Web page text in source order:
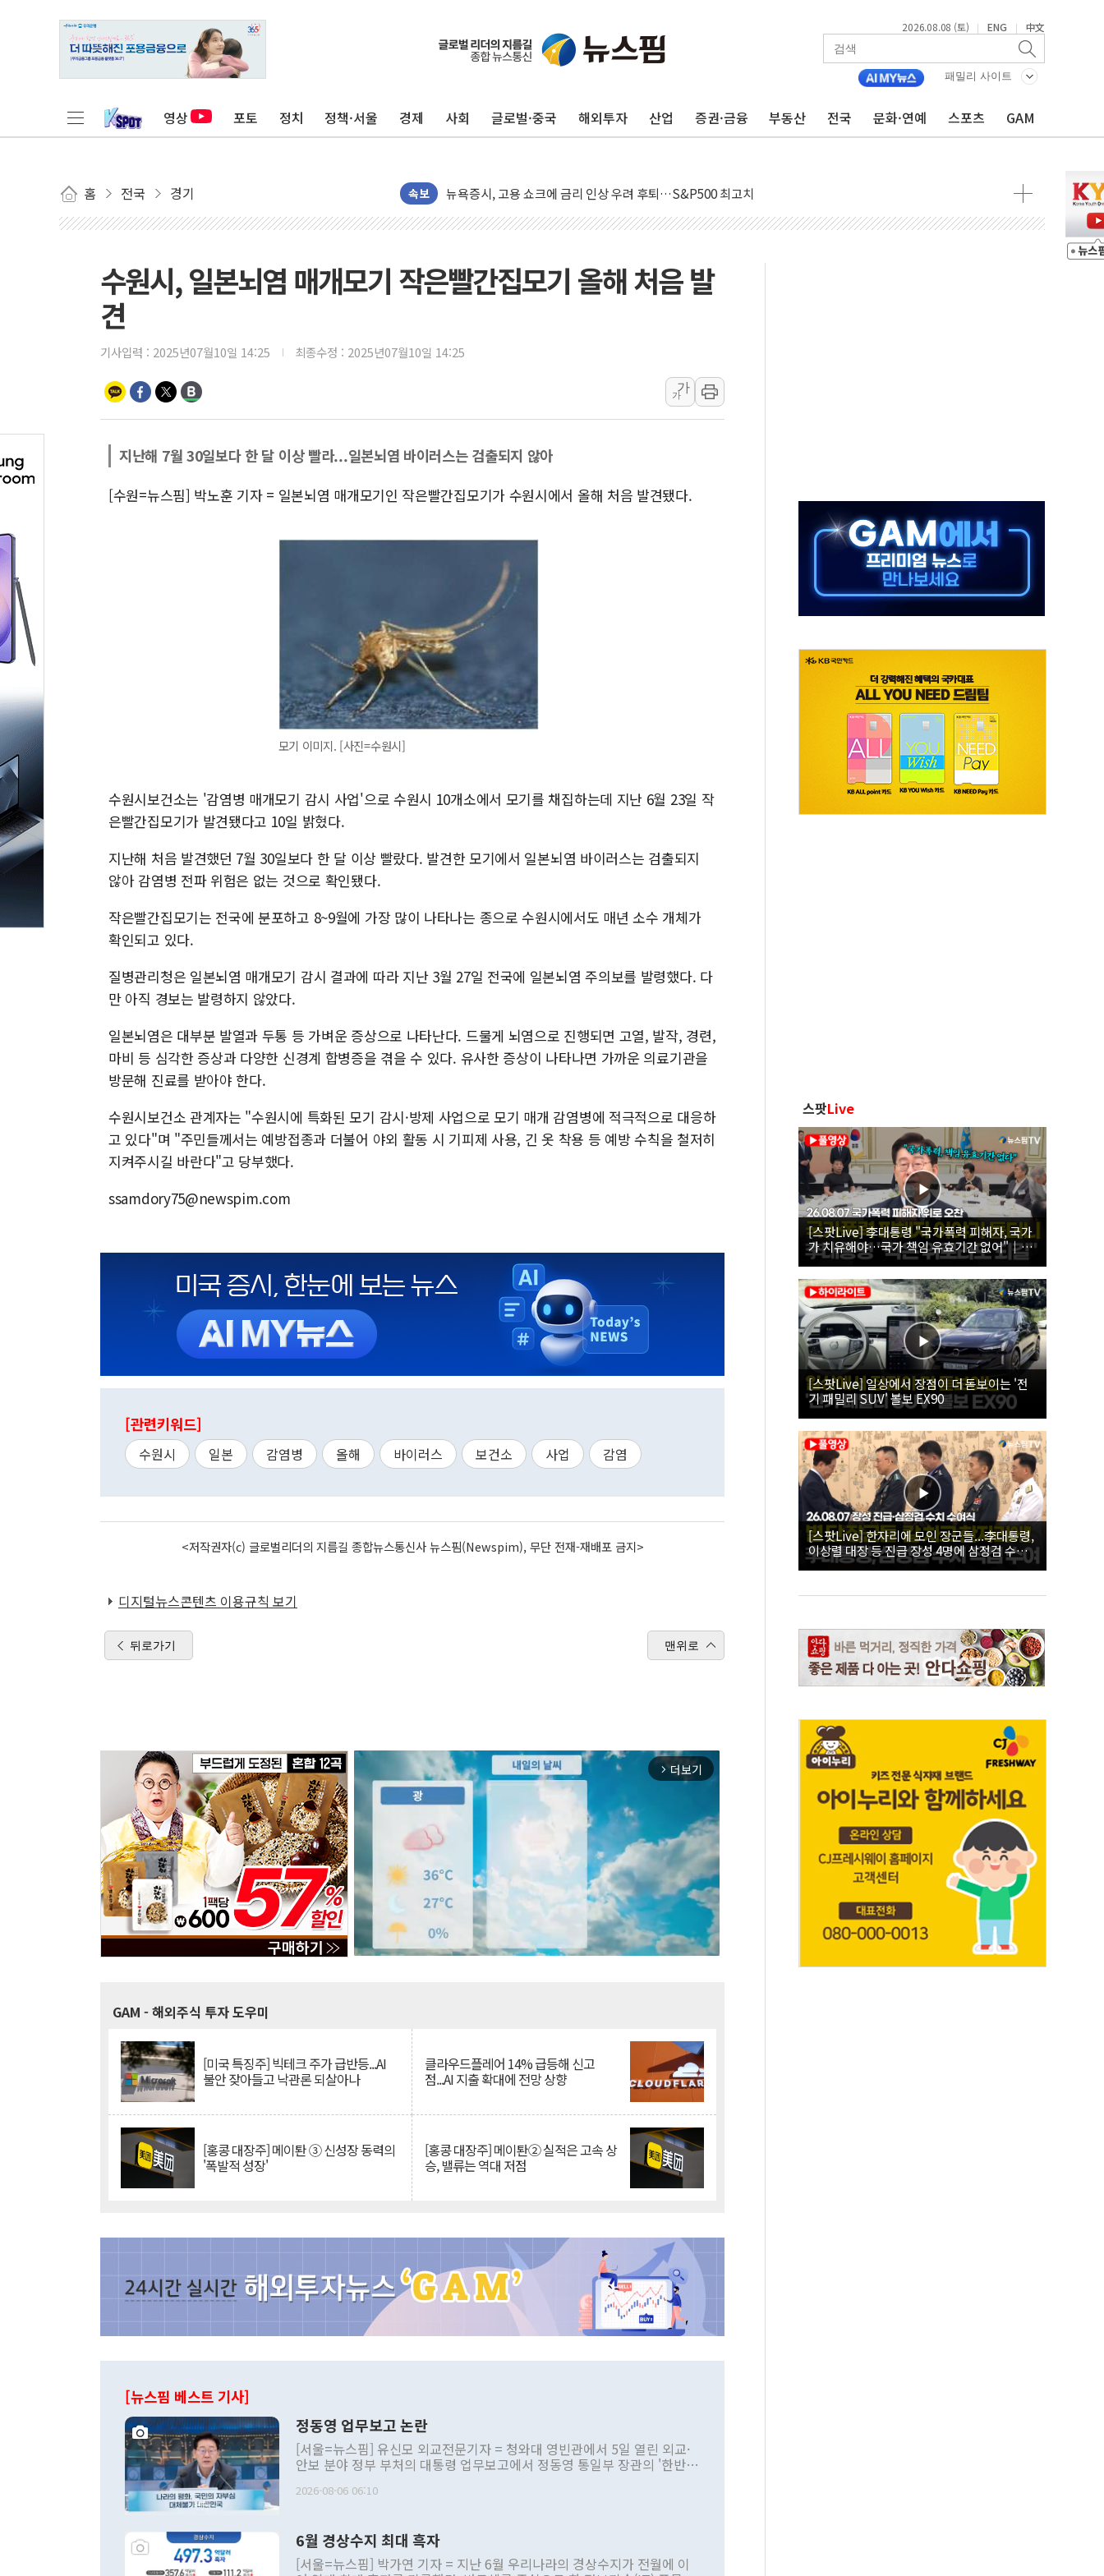
2026.08.08 (토) | ENG | 中文
패밀리 사이트
영상 포토 정치 정책·서울 경제 사회 글로벌·중국 해외투자 산업 증권·금융 부동산 전국 문화·연예 스포츠 GAM
홈 전국 경기 속보
민주, 오늘 제주·인천 경선 결과 발표...'김민석 재역전 vs 정청래 격차 확대'
한상협, 업계 개인정보 보안 새판 짠다…'자율규제단체' 타진
트럼프, 쿡 연준 이사 해임 재추진…"26일까지 의혹 소명" 요구
유럽증시, 美 고용 예상 밖 부진에 연준 금리 인상 가능성 낮아지며 상승… STOXX 600 지수는 나흘 연속 최고치
[종합] 이슬람 수니파 3국, '공동방위협정' 체결… 이스라엘·이란 위협에 맞설 자체 억지력 강화
트럼프, 백신·자폐증 행정명령 검토…"이르면 다음 주"
[AI MY 뉴스] 뉴욕 반도체주 프리뷰...美 고용 쇼크에 반도체주 '활짝'
뉴욕증시 프리뷰, 美 고용 쇼크에 금리 인상 우려 후퇴…나스닥 선물 1%대 상승
[사진] 이슬람 수니파 3개국, 공동방위협정 체결
뉴욕증시 개장 전 특징주...아틀라시안·클라우드플레어·태양광주↑ VS 트레이드데스크·웬디스↓
트럼프 "금리 내려야"…파월 때와 달리 워시엔 톤 낮춰
특정 정치인 측근 포항시 정책특보 내정설...포항시 '시끌'
李 "해남 태양광, 대한민국 다음 100년 밑거름…수도권 집중 완화 전환점"
수원시, 일본뇌염 매개모기 작은빨간집모기 올해 처음 발
견
기사입력 : 2025년07월10일 14:25 최종수정 : 2025년07월10일 14:25
가
가
지난해 7월 30일보다 한 달 이상 빨라...일본뇌염 바이러스는 검출되지 않아
[수원=뉴스핌] 박노훈 기자 = 일본뇌염 매개모기인 작은빨간집모기가 수원시에서 올해 처음 발견됐다.
모기 이미지. [사진=수원시]
수원시보건소는 '감염병 매개모기 감시 사업'으로 수원시 10개소에서 모기를 채집하는데 지난 6월 23일 작
은빨간집모기가 발견됐다고 10일 밝혔다.
지난해 처음 발견했던 7월 30일보다 한 달 이상 빨랐다. 발견한 모기에서 일본뇌염 바이러스는 검출되지
않아 감염병 전파 위험은 없는 것으로 확인됐다.
작은빨간집모기는 전국에 분포하고 8~9월에 가장 많이 나타나는 종으로 수원시에서도 매년 소수 개체가
확인되고 있다.
질병관리청은 일본뇌염 매개모기 감시 결과에 따라 지난 3월 27일 전국에 일본뇌염 주의보를 발령했다. 다
만 아직 경보는 발령하지 않았다.
일본뇌염은 대부분 발열과 두통 등 가벼운 증상으로 나타난다. 드물게 뇌염으로 진행되면 고열, 발작, 경련,
마비 등 심각한 증상과 다양한 신경계 합병증을 겪을 수 있다. 유사한 증상이 나타나면 가까운 의료기관을
방문해 진료를 받아야 한다.
수원시보건소 관계자는 "수원시에 특화된 모기 감시·방제 사업으로 모기 매개 감염병에 적극적으로 대응하
고 있다"며 "주민들께서는 예방접종과 더불어 야외 활동 시 기피제 사용, 긴 옷 착용 등 예방 수칙을 철저히
지켜주시길 바란다"고 당부했다.
ssamdory75@newspim.com
[관련키워드]
수원시 일본 감염병 올해 바이러스 보건소 사업 감염
<저작권자(c) 글로벌리더의 지름길 종합뉴스통신사 뉴스핌(Newspim), 무단 전재-재배포 금지>
디지털뉴스콘텐츠 이용규칙 보기
뒤로가기 맨위로
arrow_forward_ios 더보기
GAM - 해외주식 투자 도우미
[미국 특징주] 빅테크 주가 급반등...AI
불안 잦아들고 낙관론 되살아나
클라우드플레어 14% 급등해 신고
점...AI 지출 확대에 전망 상향
[홍콩 대장주] 메이퇀 ③ 신성장 동력의
'폭발적 성장'
[홍콩 대장주] 메이퇀② 실적은 고속 상
승, 밸류는 역대 저점
[뉴스핌 베스트 기사]
정동영 업무보고 논란
[서울=뉴스핌] 유신모 외교전문기자 = 청와대 영빈관에서 5일 열린 외교·
안보 분야 정부 부처의 대통령 업무보고에서 정동영 통일부 장관의 '한반도
발언 중에는 정부 내 조율을 거치지 않은 사안을 정책으로 추진하겠다고 공
주의적 희망에 근거한 비현실적 구상'이라는 비판을 내놨다. 그동안 정 장
관의 대북 정책 관련 발언이 물의를 빚은 적은 여러 번 있지만 대통령과 유
2026-08-06 06:10
6월 경상수지 최대 흑자
[서울=뉴스핌] 박가연 기자 = 지난 6월 우리나라의 경상수지가 전월에 이
스팟Live
[스팟Live] 李대통령 "국가폭력 피해자, 국가
가 치유해야…국가 책임 유효기간 없어"｜
26.08.07 국가폭력 피해자 위로 오찬
[스팟Live] 일상에서 장점이 더 돋보이는 '전
기 패밀리 SUV' 볼보 EX90
[스팟Live] 한자리에 모인 장군들...李대통령,
이상렬 대장 등 진급 장성 4명에 삼정검 수치
직접 수여｜26.08.07 장성 진급·삼정검 수치